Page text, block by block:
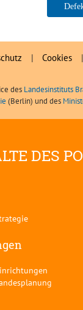
| Cookies |
des Landesinstituts
(Berlin) und des
DES